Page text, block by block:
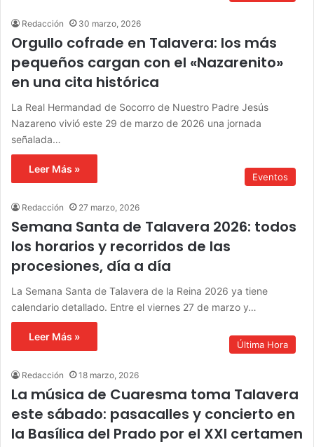
Redacción 30 marzo, 2026
Orgullo cofrade en Talavera: los más
pequeños cargan con el «Nazarenito»
en una cita histórica
La Real Hermandad de Socorro de Nuestro Padre Jesús
Nazareno vivió este 29 de marzo de 2026 una jornada
señalada…
Leer Más »
Eventos
Redacción 27 marzo, 2026
Semana Santa de Talavera 2026: todos
los horarios y recorridos de las
procesiones, día a día
La Semana Santa de Talavera de la Reina 2026 ya tiene
calendario detallado. Entre el viernes 27 de marzo y…
Leer Más »
Última Hora
Redacción 18 marzo, 2026
La música de Cuaresma toma Talavera
este sábado: pasacalles y concierto en
la Basílica del Prado por el XXI certamen